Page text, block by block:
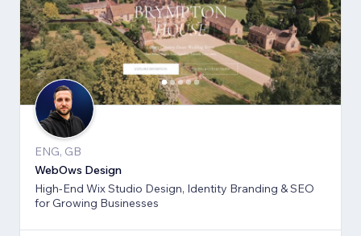
ENG, GB
WebOws Design
High-End Wix Studio Design, Identity Branding & SEO
for Growing Businesses